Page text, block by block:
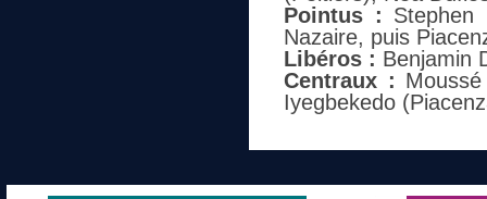
Pointus : Stephen
Nazaire, puis
Libéros : Benjamin
Centraux :
Iyegbekedo